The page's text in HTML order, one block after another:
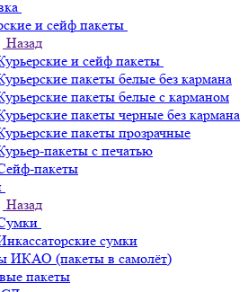
и сейф пакеты
Назад
и сейф пакеты
пакеты белые без кармана
пакеты белые с карманом
пакеты черные без кармана
пакеты прозрачные
пакеты с печатью
пакеты
Назад
сумки
ИКАО (пакеты в самолёт)
пакеты